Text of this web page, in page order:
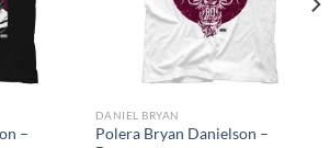
–
DANIEL BRYAN
Polera Bryan Danielson –